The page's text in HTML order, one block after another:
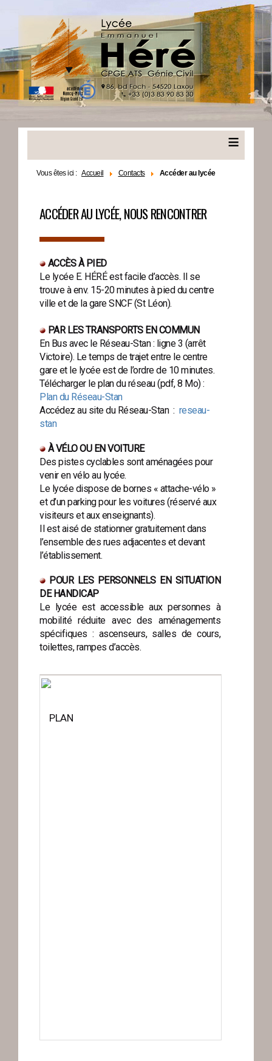
≡
Vous êtes ici : Accueil Contacts Accéder au lycée
ACCÉDER AU LYCÉE, NOUS RENCONTRER
▬▬▬▬
ACCÈS À PIED
Le lycée E. HÉRÉ est facile d’accès. Il se
trouve à env. 15-20 minutes à pied du centre
ville et de la gare SNCF (St Léon).
PAR LES TRANSPORTS EN COMMUN
En Bus avec le Réseau-Stan : ligne 3 (arrêt
Victoire). Le temps de trajet entre le centre
gare et le lycée est de l’ordre de 10 minutes.
Télécharger le plan du réseau (pdf, 8 Mo) :
Plan du Réseau-Stan
Accédez au site du Réseau-Stan : reseau-
stan
À VÉLO OU EN VOITURE
Des pistes cyclables sont aménagées pour
venir en vélo au lycée.
Le lycée dispose de bornes « attache-vélo »
et d’un parking pour les voitures (réservé aux
visiteurs et aux enseignants).
Il est aisé de stationner gratuitement dans
l’ensemble des rues adjacentes et devant
l’établissement.
POUR LES PERSONNELS EN SITUATION
DE HANDICAP
Le lycée est accessible aux personnes à
mobilité réduite avec des aménagements
spécifiques : ascenseurs, salles de cours,
toilettes, rampes d’accès.
PLAN